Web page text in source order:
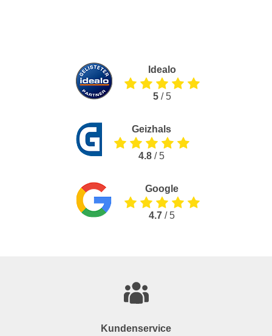
Idealo
5/ 5
Geizhals
4.8 / 5
Google
4.7 / 5
Kundenservice